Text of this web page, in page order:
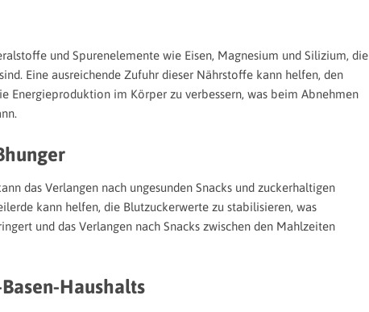
und Spurenelemente wie Eisen, Magnesium und Silizium, die
Eine ausreichende Zufuhr dieser Nährstoffe kann helfen, den
Energieproduktion im Körper zu verbessern, was beim Abnehmen
das Verlangen nach ungesunden Snacks und zuckerhaltigen
kann helfen, die Blutzuckerwerte zu stabilisieren, was
und das Verlangen nach Snacks zwischen den Mahlzeiten
Haushalts